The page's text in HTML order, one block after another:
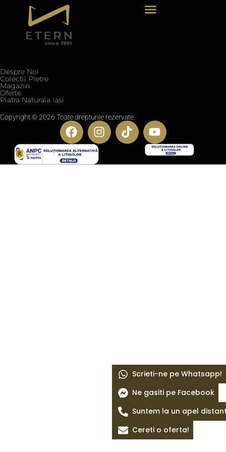
Termeni si conditii
Politica de confidentialitate
Despre Noi
Colectii Pietre
Magazin
Oferte
Piatra Naturala Iasi
Copyright © 2026 Toate drepturile rezervate.
Scrieti-ne pe Whatsapp!
Ne gasiti pe Facebook
Suntem la un apel
Cereti o oferta!